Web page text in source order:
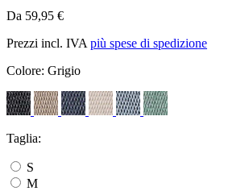
Da 59,95 €
Prezzi incl. IVA più spese di spedizione
Colore: Grigio
Taglia:
S
M